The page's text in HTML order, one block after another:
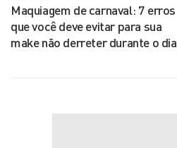
Maquiagem de carnaval: 7 erros
que você deve evitar para sua
make não derreter durante o dia